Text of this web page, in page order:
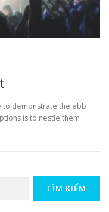
to demonstrate the ebb
is to nestle them